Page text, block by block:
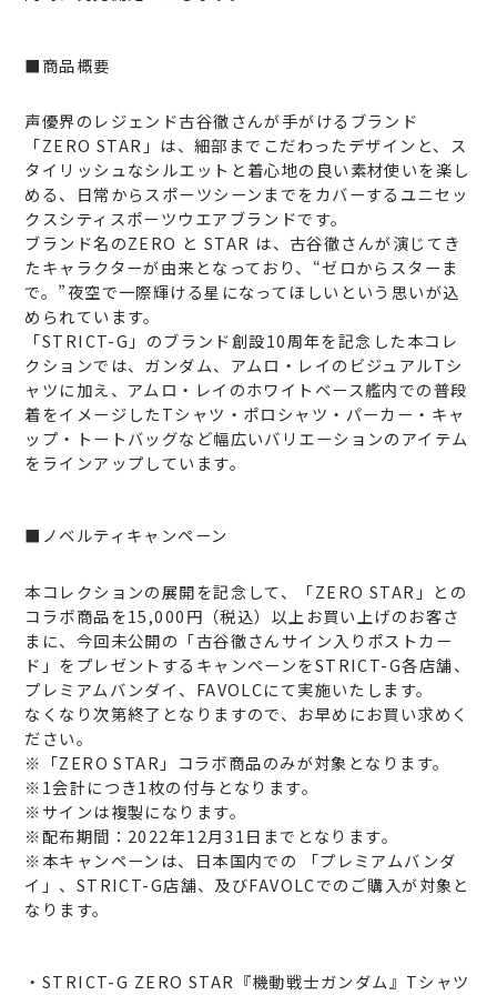
■商品概要
声優界のレジェンド古谷徹さんが手がけるブランド
「ZERO STAR」は、細部までこだわったデザインと、ス
タイリッシュなシルエットと着心地の良い素材使いを楽し
める、日常からスポーツシーンまでをカバーするユニセッ
クスシティスポーツウエアブランドです。
ブランド名のZERO と STAR は、古谷徹さんが演じてき
たキャラクターが由来となっており、“ゼロからスターま
で。”夜空で一際輝ける星になってほしいという思いが込
められています。
「STRICT-G」のブランド創設10周年を記念した本コレ
クションでは、ガンダム、アムロ・レイのビジュアルTシ
ャツに加え、アムロ・レイのホワイトベース艦内での普段
着をイメージしたTシャツ・ポロシャツ・パーカー・キャ
ップ・トートバッグなど幅広いバリエーションのアイテム
をラインアップしています。
■ノベルティキャンペーン
本コレクションの展開を記念して、「ZERO STAR」との
コラボ商品を15,000円（税込）以上お買い上げのお客さ
まに、今回未公開の「古谷徹さんサイン入りポストカー
ド」をプレゼントするキャンペーンをSTRICT-G各店舗、
プレミアムバンダイ、FAVOLCにて実施いたします。
なくなり次第終了となりますので、お早めにお買い求めく
ださい。
※「ZERO STAR」コラボ商品のみが対象となります。
※1会計につき1枚の付与となります。
※サインは複製になります。
※配布期間：2022年12月31日までとなります。
※本キャンペーンは、日本国内での 「プレミアムバンダ
イ」、STRICT-G店舗、及びFAVOLCでのご購入が対象と
なります。
・STRICT-G ZERO STAR『機動戦士ガンダム』Tシャツ